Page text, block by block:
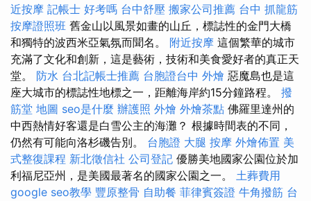
近按摩 記帳士 好考嗎 台中舒壓 搬家公司推薦 台中 抓龍筋
按摩證照班 舊金山以風景如畫的山丘，標誌性的金門大橋
和獨特的波西米亞氣氛而聞名。 附近按摩 這個繁華的城市
充滿了文化和創新，這是藝術，技術和美食愛好者的真正天
堂。 防水 台北記帳士推薦 台胞證台中 外燴 惡魔島也是這
座大城市的標誌性地標之一，距離海岸約15分鐘路程。 撥
筋堂 地圖 seo是什麼 辦護照 外燴 外燴茶點 佛羅里達州的
中西熱情好客還是白雪公主的海灘？ 根據時間表的不同，
仍然有可能向洛杉磯告別。 台胞證 大腿 按摩 外燴佈置 美
式整復課程 新北徵信社 公司登記 優勝美地國家公園位於加
利福尼亞州，是美國最著名的國家公園之一。 土葬費用
google seo教學 豐原整骨 自助餐 菲律賓簽證 牛角撥筋 台